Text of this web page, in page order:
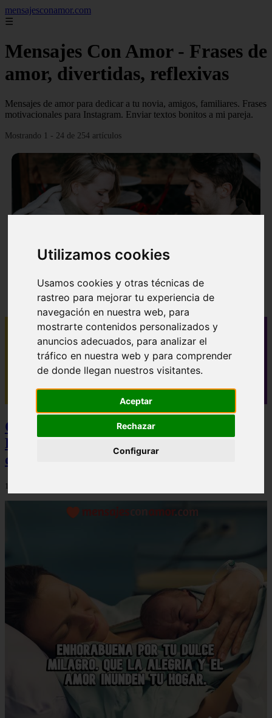
Utilizamos cookies
Usamos cookies y otras técnicas de
rastreo para mejorar tu experiencia de
navegación en nuestra web, para
mostrarte contenidos personalizados y
anuncios adecuados, para analizar el
tráfico en nuestra web y para comprender
de donde llegan nuestros visitantes.
Aceptar
Rechazar
Configurar
mensajesconamor.com
☰
Mensajes Con Amor - Frases de
amor, divertidas, reflexivas
Mensajes de amor para dedicar a tu novia, amigos, familiares. Frases
motivacionales para Instagram. Enviar textos bonitos a mi pareja.
Mostrando 1 - 24 de 254 artículos
✓ 40 mensajes de buenos días para novio que le
alegrarán el día
Camisetas NBA Baratas y Camisetas de
Futbol Baratas: La Estrategia Definitiva
de Ahorro y Calidad
12/12/2025